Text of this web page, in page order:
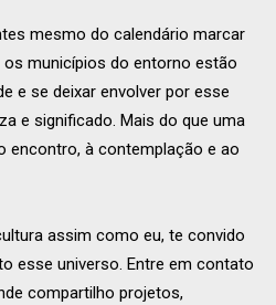
mesmo do calendário marcar
municípios do entorno estão
e se deixar envolver por esse
e significado. Mais do que uma
encontro, à contemplação e ao
assim como eu, te convido
esse universo. Entre em contato
compartilho projetos,